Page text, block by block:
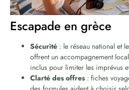
Escapade en grèce
Sécurité : le réseau national et
offrent un accompagnement
inclus pour limiter les imprévus
Clarté des offres : fiches